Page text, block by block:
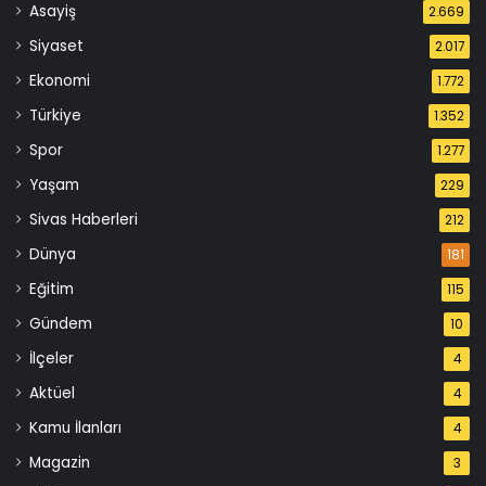
Asayiş 2.669
Siyaset 2.017
Ekonomi 1.772
Türkiye 1.352
Spor 1.277
Yaşam 229
Sivas Haberleri 212
Dünya 181
Eğitim 115
Gündem 10
İlçeler 4
Aktüel 4
Kamu İlanları 4
Magazin 3